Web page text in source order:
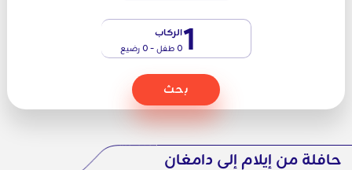
1الركاب
0 طفل - 0 رضيع
بحث
حافلة من إيلام إلى دامغان